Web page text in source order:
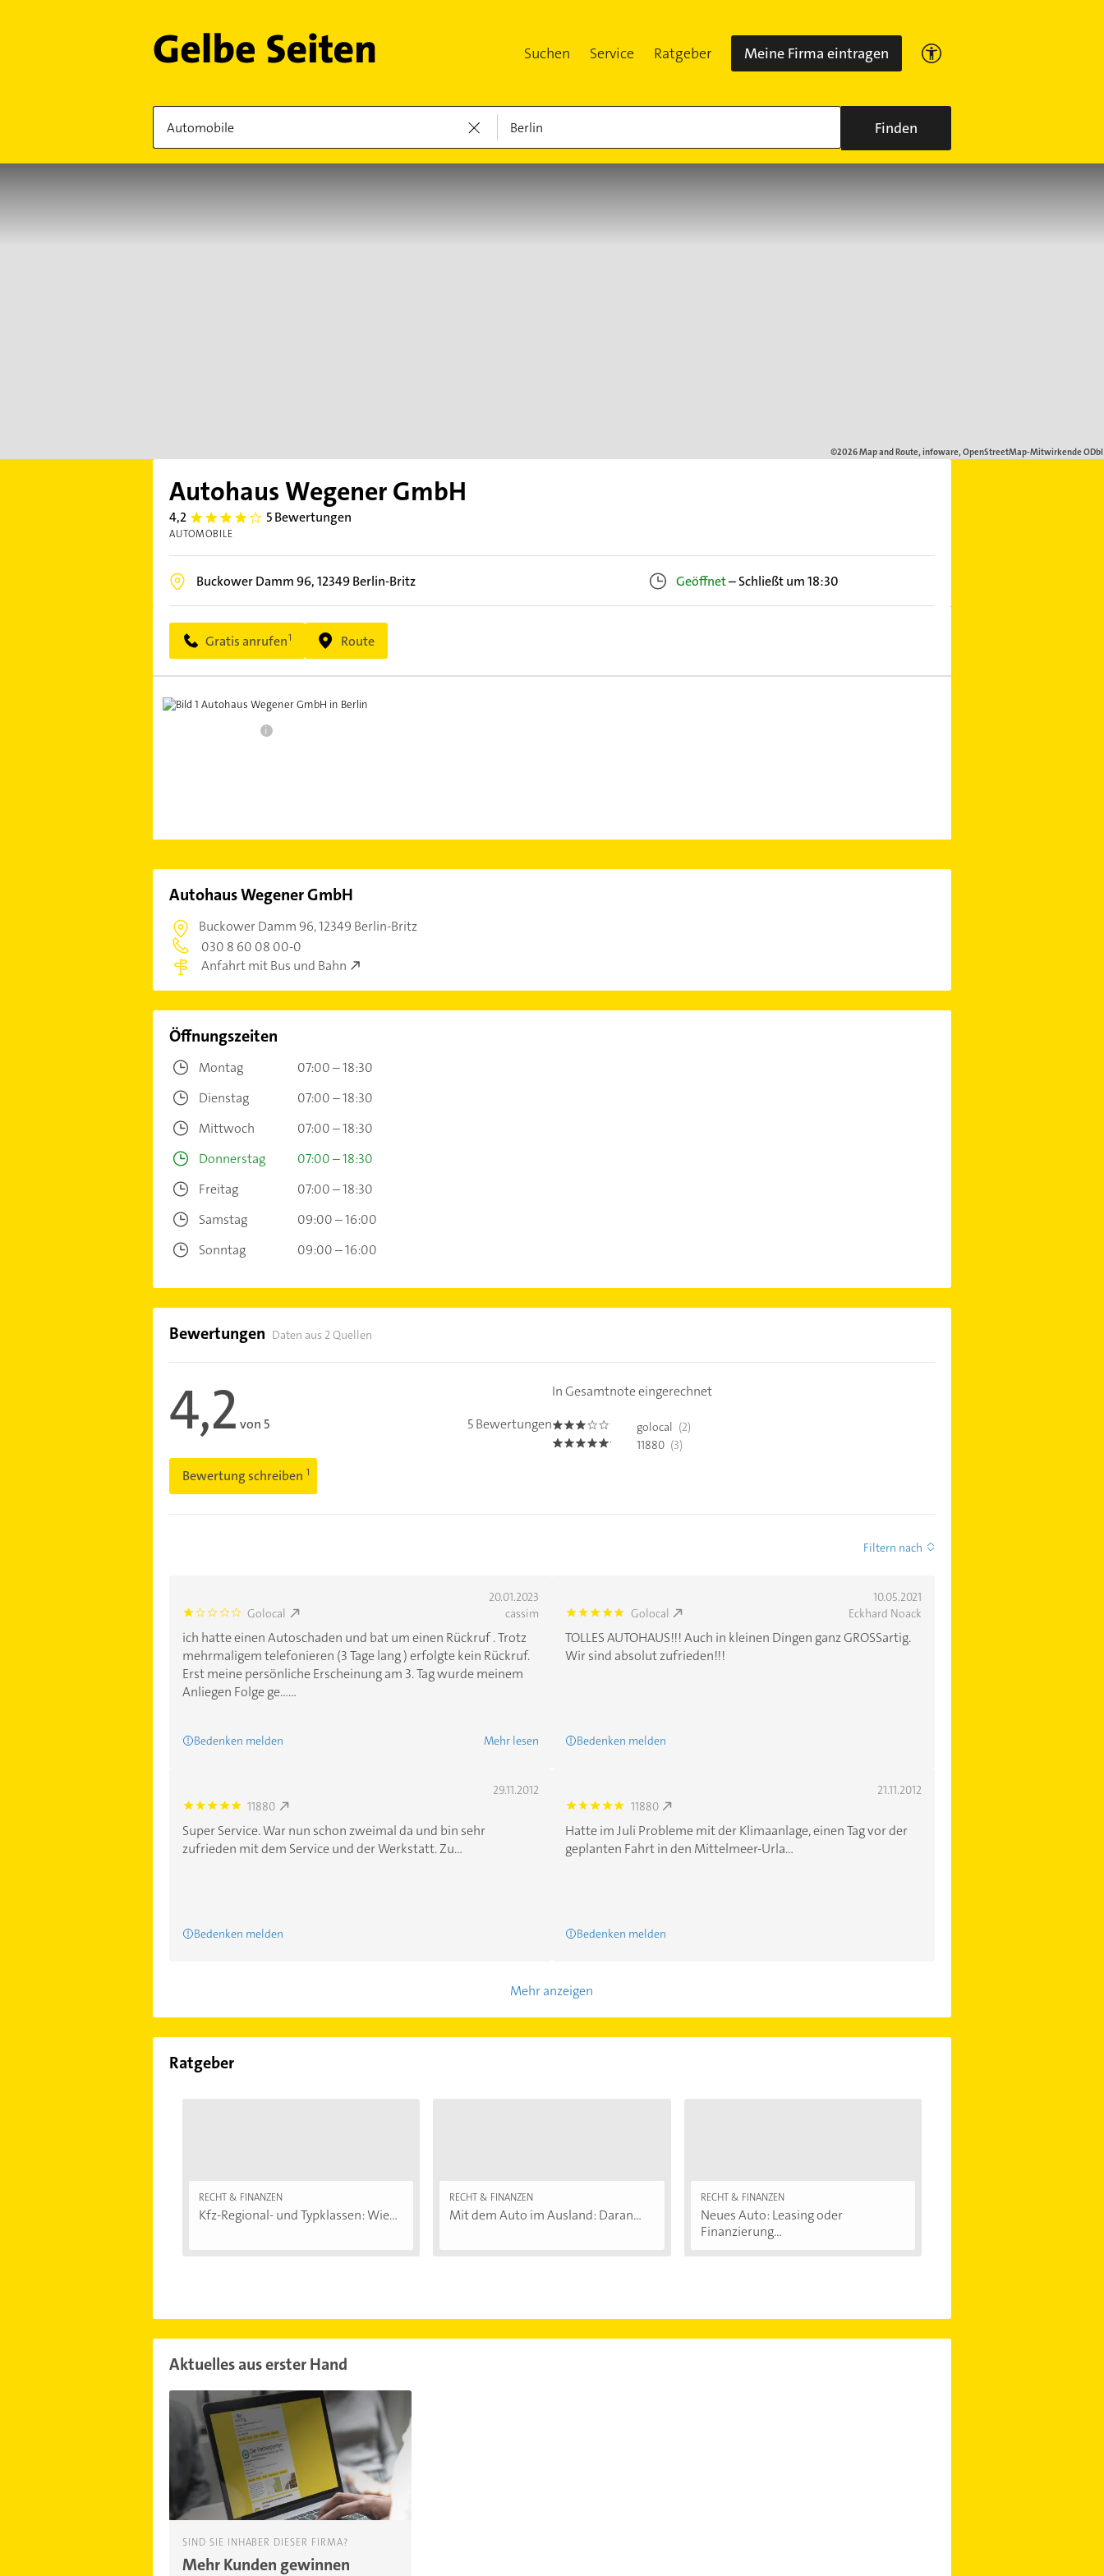
Suchen Service Ratgeber Meine Firma eintragen
Finden
Autohaus Wegener GmbH
4,2 4.2000003 5 Bewertungen
AUTOMOBILE
Buckower Damm 96,12349Berlin-Britz Geöffnet– Schließt um 18:30
Gratis anrufen Route
i
Autohaus Wegener GmbH
Buckower Damm 96,12349 Berlin-Britz
030 8 60 08 00-0
Anfahrt mit Bus und Bahn
Öffnungszeiten
Montag
07:00 – 18:30
Dienstag
07:00 – 18:30
Mittwoch
07:00 – 18:30
Donnerstag
07:00 – 18:30
Freitag
07:00 – 18:30
Samstag
09:00 – 16:00
Sonntag
09:00 – 16:00
Bewertungen Daten aus 2 Quellen
4,2 von 5 5 Bewertungen
Bewertung schreiben
In Gesamtnote eingerechnet
3.0 golocal (2)
5.0 11880 (3)
Filtern nach
20.01.2023
1.0 Golocal cassim
ich hatte einen Autoschaden und bat um einen Rückruf . Trotz
mehrmaligem telefonieren (3 Tage lang ) erfolgte kein Rückruf.
Erst meine persönliche Erscheinung am 3. Tag wurde meinem
Anliegen Folge ge......
Bedenken melden Mehr lesen
10.05.2021
5.0 Golocal Eckhard Noack
TOLLES AUTOHAUS!!! Auch in kleinen Dingen ganz GROSSartig.
Wir sind absolut zufrieden!!!
Bedenken melden
29.11.2012
5.0 11880
Super Service. War nun schon zweimal da und bin sehr
zufrieden mit dem Service und der Werkstatt. Zu...
Bedenken melden
21.11.2012
5.0 11880
Hatte im Juli Probleme mit der Klimaanlage, einen Tag vor der
geplanten Fahrt in den Mittelmeer-Urla...
Bedenken melden
Mehr anzeigen
Ratgeber
RECHT & FINANZEN
Kfz-Regional- und Typklassen: Wie...
RECHT & FINANZEN
Mit dem Auto im Ausland: Daran...
RECHT & FINANZEN
Neues Auto: Leasing oder
Finanzierung...
Aktuelles aus erster Hand
SIND SIE INHABER DIESER FIRMA?
Mehr Kunden gewinnen